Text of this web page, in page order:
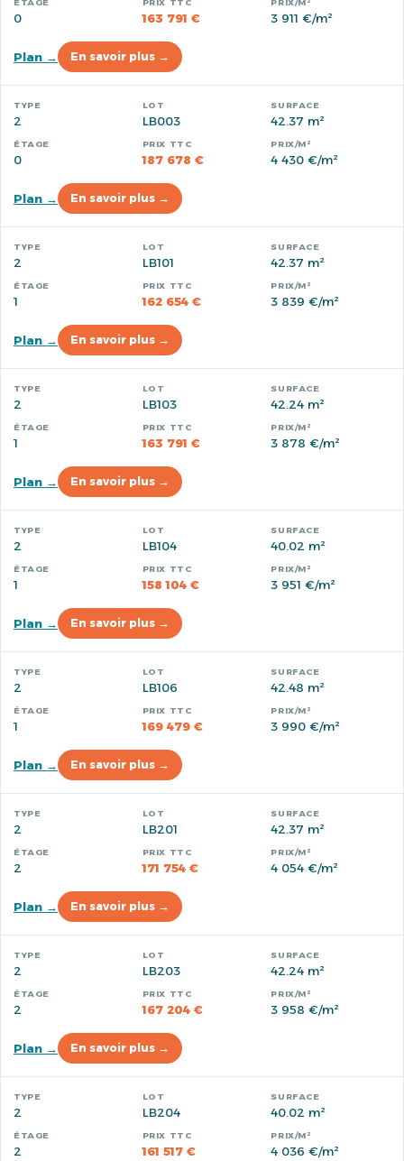
0 163 791 € 3 911 €/m²
Plan → En savoir plus →
2 LB003 42.37 m²
0 187 678 € 4 430 €/m²
Plan → En savoir plus →
2 LB101 42.37 m²
1 162 654 € 3 839 €/m²
Plan → En savoir plus →
2 LB103 42.24 m²
1 163 791 € 3 878 €/m²
Plan → En savoir plus →
2 LB104 40.02 m²
1 158 104 € 3 951 €/m²
Plan → En savoir plus →
2 LB106 42.48 m²
1 169 479 € 3 990 €/m²
Plan → En savoir plus →
2 LB201 42.37 m²
2 171 754 € 4 054 €/m²
Plan → En savoir plus →
2 LB203 42.24 m²
2 167 204 € 3 958 €/m²
Plan → En savoir plus →
2 LB204 40.02 m²
2 161 517 € 4 036 €/m²